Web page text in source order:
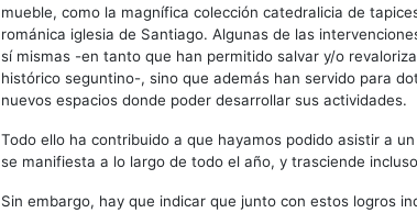
mueble, como la magnífica colección catedralicia de
románica iglesia de Santiago. Algunas de las
sí mismas -en tanto que han permitido salvar y/o
histórico seguntino-, sino que además han servido para
nuevos espacios donde poder desarrollar sus actividades.
Todo ello ha contribuido a que hayamos podido asistir a
se manifiesta a lo largo de todo el año, y trasciende
Sin embargo, hay que indicar que junto con estos logros